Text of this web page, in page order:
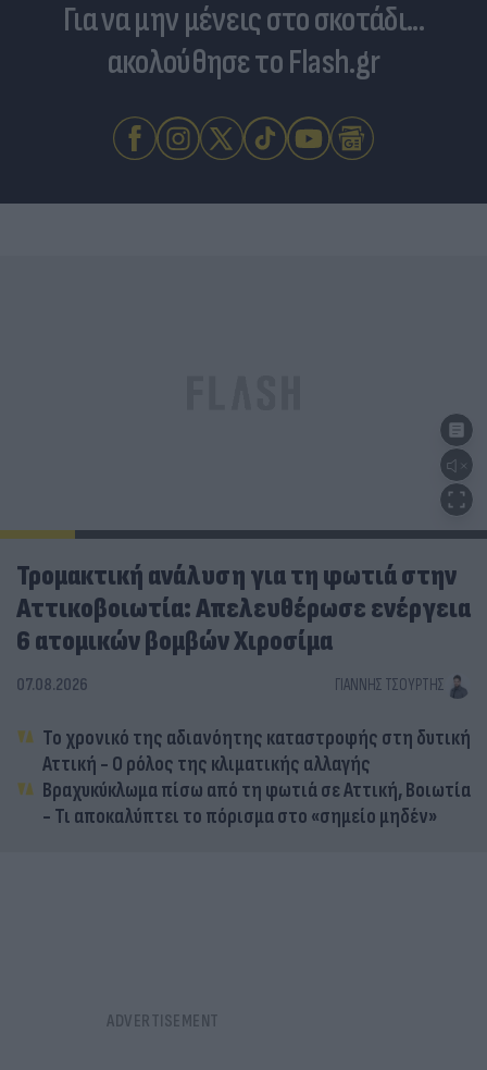
Για να μην μένεις στο σκοτάδι...
ακολούθησε το Flash.gr
Τρομακτική ανάλυση για τη φωτιά στην
Αττικοβοιωτία: Απελευθέρωσε ενέργεια
6 ατομικών βομβών Χιροσίμα
07.08.2026 ΓΙΆΝΝΗΣ ΤΣΟΎΡΤΗΣ
Το χρονικό της αδιανόητης καταστροφής στη δυτική
Αττική - Ο ρόλος της κλιματικής αλλαγής
Βραχυκύκλωμα πίσω από τη φωτιά σε Αττική, Βοιωτία
- Τι αποκαλύπτει το πόρισμα στο «σημείο μηδέν»